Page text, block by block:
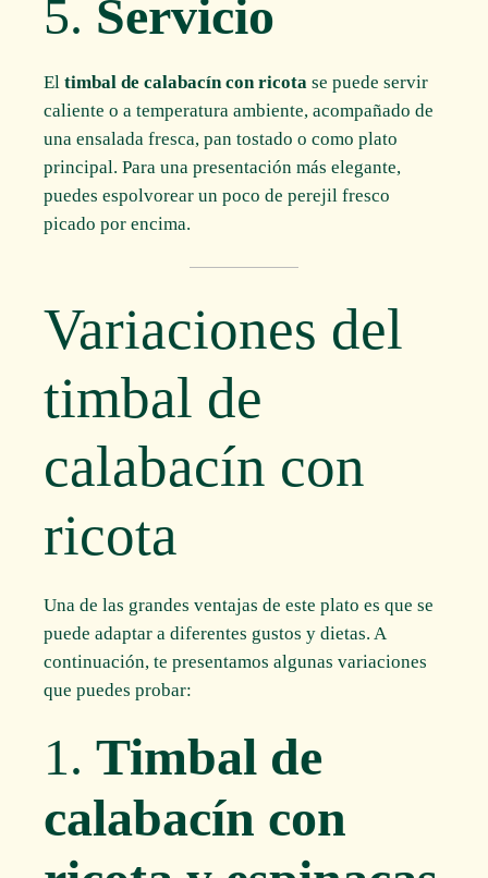
5. Servicio
Eltimbal de calabacín con ricota se puede servir
caliente o a temperatura ambiente, acompañado de
una ensalada fresca, pan tostado o como plato
principal. Para una presentación más elegante,
puedes espolvorear un poco de perejil fresco
picado por encima.
Variaciones del
timbal de
calabacín con
ricota
Una de las grandes ventajas de este plato es que se
puede adaptar a diferentes gustos y dietas. A
continuación, te presentamos algunas variaciones
que puedes probar:
1.Timbal de
calabacín con